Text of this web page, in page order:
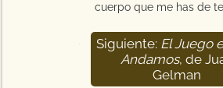
cuerpo que me has de
Siguiente: El Juego
Andamos, de
Gelman